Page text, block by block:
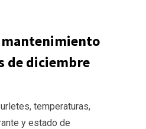
mantenimiento
de diciembre
temperaturas,
y estado de